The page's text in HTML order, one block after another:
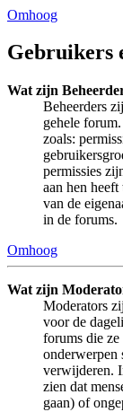
Omhoog
Gebruikers
Wat zijn
Beheerders
gehele
zoals:
permissies
aan hen
van de
in de forums.
Omhoog
Wat zijn
Moderators
voor de
forums die
onderwerpen
verwijderen.
zien dat
gaan) of